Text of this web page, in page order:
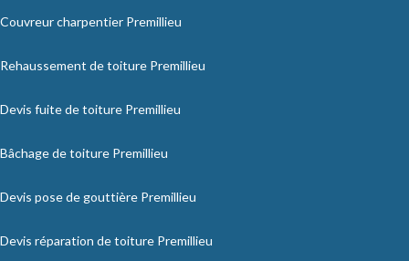
Couvreur charpentier Premillieu
Rehaussement de toiture Premillieu
Devis fuite de toiture Premillieu
Bâchage de toiture Premillieu
Devis pose de gouttière Premillieu
Devis réparation de toiture Premillieu